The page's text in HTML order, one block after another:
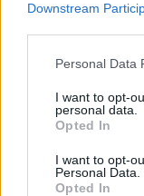
Downstream
Personal Data
I want to opt-
personal data.
Opted In
I want to opt-
Personal Data.
Opted In
Στο ετήσιο
ακινήτων
εισοδήματοςμε
ενοικίωνμε
φθάνουν το 45%